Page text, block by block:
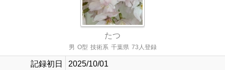
たつ
男 O型 技術系 千葉県 73人登録
記録初日
2025/10/01